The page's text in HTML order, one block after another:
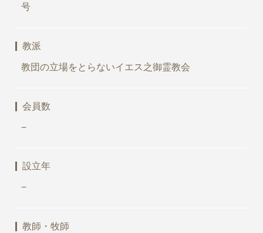
号
教派
教団の立場をとらないイエス之御霊教会
会員数
−
設立年
−
教師・牧師